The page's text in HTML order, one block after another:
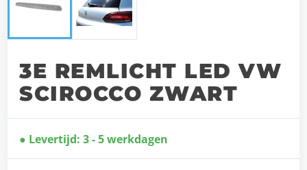
3E REMLICHT LED VW
SCIROCCO ZWART
Levertijd: 3 - 5 werkdagen